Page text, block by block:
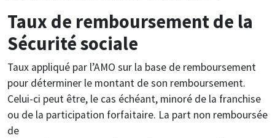
Taux de remboursement de la
Sécurité sociale
Taux appliqué par l’AMO sur la base de remboursement
pour déterminer le montant de son remboursement.
Celui-ci peut être, le cas échéant, minoré de la franchise
ou de la participation forfaitaire. La part non remboursée
de